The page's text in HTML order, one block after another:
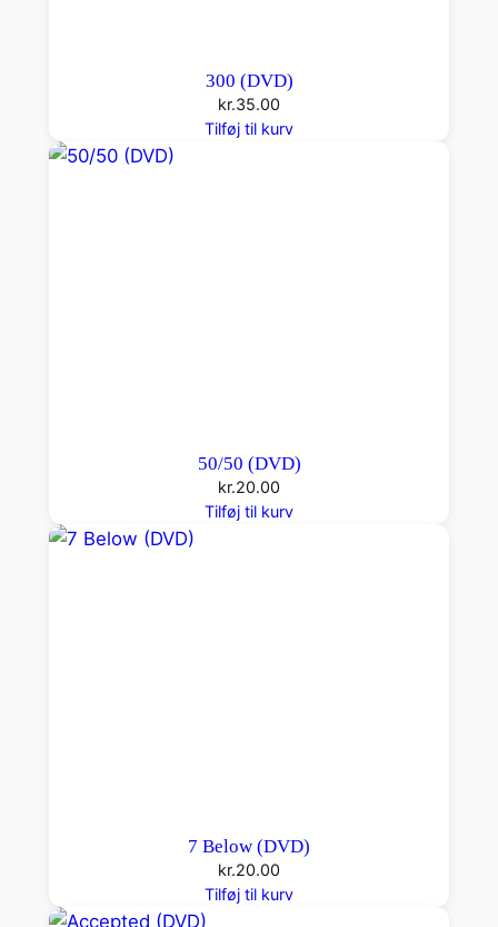
300 (DVD)
kr.35.00
Tilføj til kurv
50/50 (DVD)
kr.20.00
Tilføj til kurv
7 Below (DVD)
kr.20.00
Tilføj til kurv